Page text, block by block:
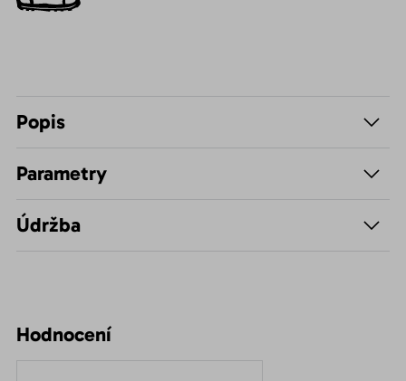
Popis
Parametry
Údržba
Hodnocení